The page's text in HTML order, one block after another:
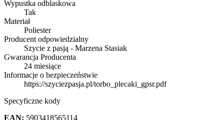
Wypustka odblaskowa
Tak
Materiał
Poliester
Producent odpowiedzialny
Szycie z pasją - Marzena Stasiak
Gwarancja Producenta
24 miesiące
Informacje o bezpieczeństwie
https://szyciezpasja.pl/torbo_plecaki_gpsr.pdf
Specyficzne kody
EAN: 5903418565114